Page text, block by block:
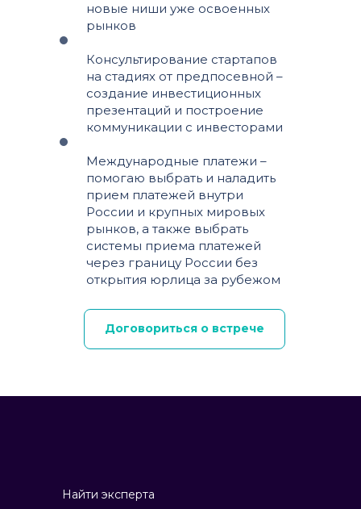
новые ниши уже освоенных
рынков
Консультирование стартапов
на стадиях от предпосевной –
создание инвестиционных
презентаций и построение
коммуникации с инвесторами
Международные платежи –
помогаю выбрать и наладить
прием платежей внутри
России и крупных мировых
рынков, а также выбрать
системы приема платежей
через границу России без
открытия юрлица за рубежом
Договориться о встрече
Найти эксперта